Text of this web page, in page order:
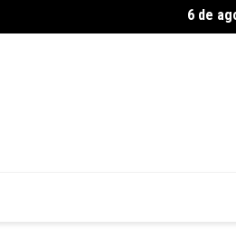
2025 tem alta busca por presentes
6 de